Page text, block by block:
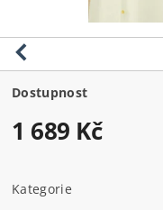
Dostupnost
1 689 Kč
Kategorie